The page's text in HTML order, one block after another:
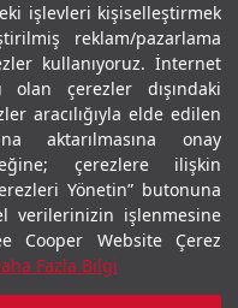
işlevleri kişiselleştirmek
reklam/pazarlama
kullanıyoruz. İnternet
çerezler dışındaki
aracılığıyla elde edilen
aktarılmasına onay
çerezlere ilişkin
Yönetin” butonuna
verilerinizin işlenmesine
Cooper Website Çerez
Fazla Bilgi
MetniŞartlar ve Koşullar
Saklıdır.